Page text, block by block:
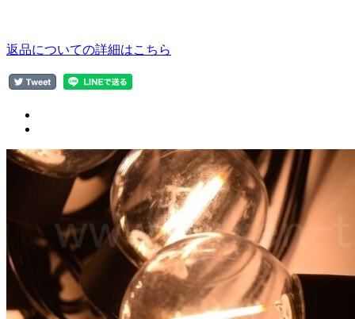
返品についての詳細はこちら